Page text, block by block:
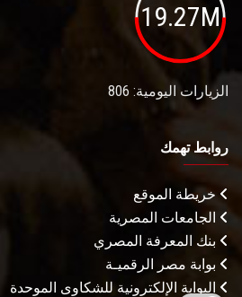
19.27M
الزيارات اليومية: 806
روابط تهمك
خريطة الموقع
الجامعات المصرية
بنك المعرفة المصري
بوابة مصر الرقميـة
البوابة الإلكترونية للشكاوى الموحدة